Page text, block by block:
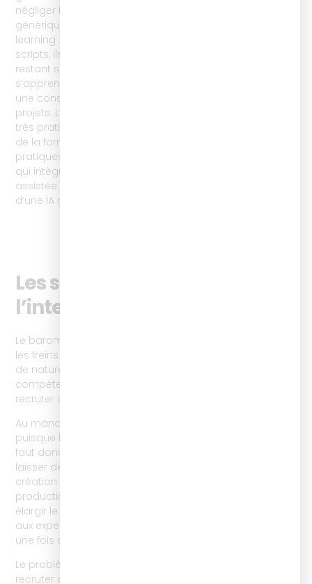
négliger la puissance d’accélération que les outils
génériques peuvent apporter aux projets digital
learning : pour la création d’évaluations, de médias, de
scripts, ils permettent de décupler la vitesse, tout en
restant sur une stratégie d’internalisation. Ces usages
s’apprennent, pour rester efficaces et pertinents, avec
une conscience des problématiques RSE à intégrer aux
projets. L’ISTF propose une formation courte et surtout
très pratico-pratique pour accompagner les acteurs
de la formation dans cette révolution : Intégrer l’IA à ses
pratiques pédagogiques, au format 100% à distance,
qui intègre notamment la scénarisation d’un dispositif
assistée avec IA et la génération de medias à l’aide
d’une IA generative (video, images, voix, …).
Les stratégies pour réussir
l’internalisation
Le baromètre 2024 pointe de nouveau, cette année, que
les freins à la digitalisation des formations sont à 54%
de nature RH : manque de temps (20%), manque de
compétences (17%), manque d’effectifs (11%), difficulté à
recruter des personnes compétentes (4%).
Au manque de temps, il n’y a pas de recette miracle
puisque les journées ne peuvent pas être rallongées. Il
faut donc soit répartir les missions autrement pour
laisser de la place à la réingénierie de dispositifs, la
création de nouvelles formations digitales et la
production de contenus, soit agrandir les équipes et
élargir le périmètre des contributeurs digital learning
aux experts métiers internes pour démultiplier et encore
une fois accélérer.
Le problème : le manque d’effectifs et la difficulté à
recruter des personnes compétentes représentent un